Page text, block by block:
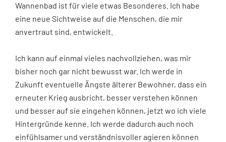
Wannenbad ist für viele etwas Besonderes. Ich habe
eine neue Sichtweise auf die Menschen, die mir
anvertraut sind, entwickelt.
Ich kann auf einmal vieles nachvollziehen, was mir
bisher noch gar nicht bewusst war. Ich werde in
Zukunft eventuelle Ängste älterer Bewohner, dass ein
erneuter Krieg ausbricht, besser verstehen können
und besser auf sie eingehen können, jetzt wo ich viele
Hintergründe kenne. Ich werde dadurch auch noch
einfühlsamer und verständnisvoller agieren können